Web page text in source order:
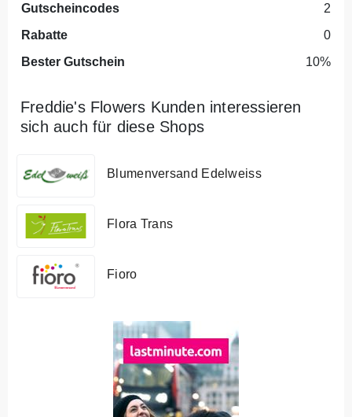
Gutscheincodes
2
Rabatte
0
Bester Gutschein
10%
Freddie's Flowers Kunden interessieren
sich auch für diese Shops
Blumenversand Edelweiss
Flora Trans
Fioro